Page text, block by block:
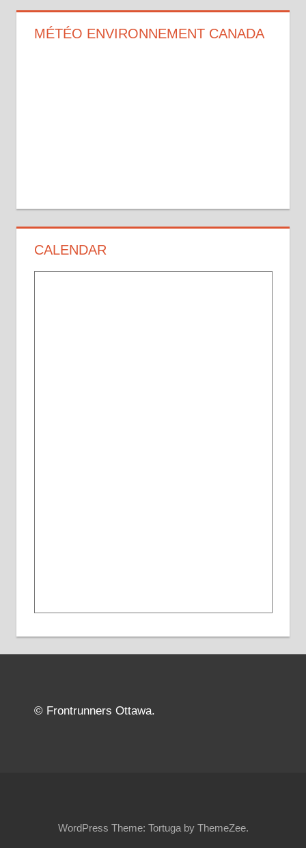
MÉTÉO ENVIRONNEMENT CANADA
CALENDAR
© Frontrunners Ottawa.
WordPress Theme: Tortuga by ThemeZee.